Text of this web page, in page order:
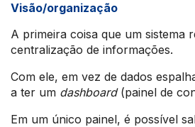
Visão/organização
A primeira coisa que um sistema
centralização de informações.
Com ele, em vez de dados
a ter um dashboard(painel de
Em um único painel, é possível